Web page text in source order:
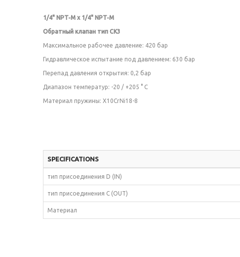
1/4" NPT-M х 1/4" NPT-M
Обратный клапан тип СК3
Максимальное рабочее давление: 420 бар
Гидравлическое испытание под давлением: 630 бар
Перепад давления открытия: 0,2 бар
Диапазон температур: -20 / +205 ° С
Материал пружины: X10CrNi18-8
SPECIFICATIONS
тип присоединения D (IN)
тип присоединения C (OUT)
Материал